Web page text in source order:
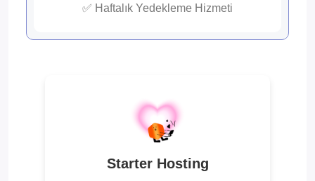
✅ Haftalık Yedekleme Hizmeti
Starter Hosting